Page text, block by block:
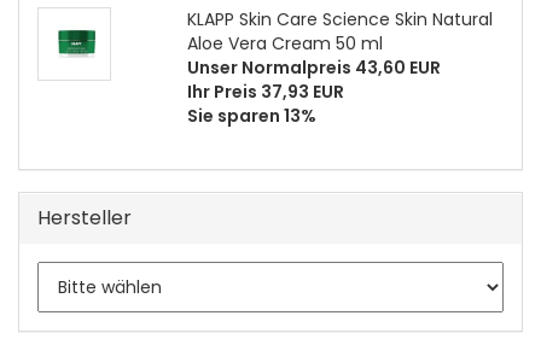
KLAPP Skin Care Science Skin Natural
Aloe Vera Cream 50 ml
Unser Normalpreis 43,60 EUR
Ihr Preis 37,93 EUR
Sie sparen 13%
Hersteller